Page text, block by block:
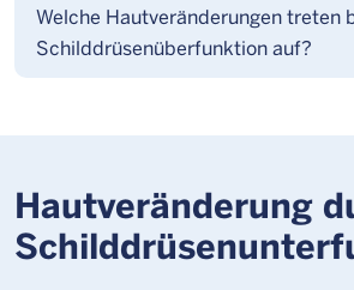
Welche Hautveränderungen treten
Schilddrüsenüberfunktion auf?
Hautveränderung